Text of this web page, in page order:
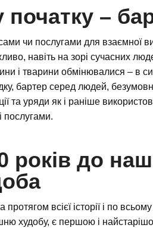
–
чи послугами для взаємної
навіть на зорі сучасних
і тварини обмінювалися – в
бартер серед людей,
та уряди як і раніше
послугами.
років до
всієї історії і по
худобу, є першою і